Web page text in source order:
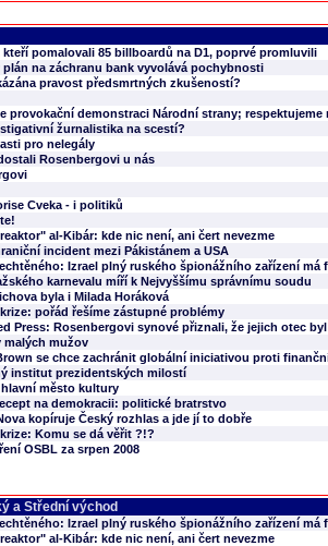
pomalovali 85 billboardů na D1, poprvé promluvili
plán na záchranu bank vyvolává pochybnosti
pravost předsmrtných zkušeností?
provokační demonstraci Národní strany;
žurnalistika na scestí?
pro nelegály
Rosenbergovi u nás
Cveka - i politiků
al-Kibár: kde nic není, ani čert nevezme
incident mezi Pákistánem a USA
Izrael plný ruského špionážního zařízení má
karnevalu míří k Nejvyššímu správnímu soudu
byla i Milada Horáková
pořád řešíme zástupné problémy
Press: Rosenbergovi synové přiznali, že jejich otec
malých mužov
se chce zachránit globální iniciativou proti
institut prezidentských milostí
město kultury
na demokracii: politické bratrstvo
kopíruje Český rozhlas a jde jí to dobře
Komu se dá věřit ?!?
OSBL za srpen 2008
a Střední východ
Izrael plný ruského špionážního zařízení má
al-Kibár: kde nic není, ani čert nevezme